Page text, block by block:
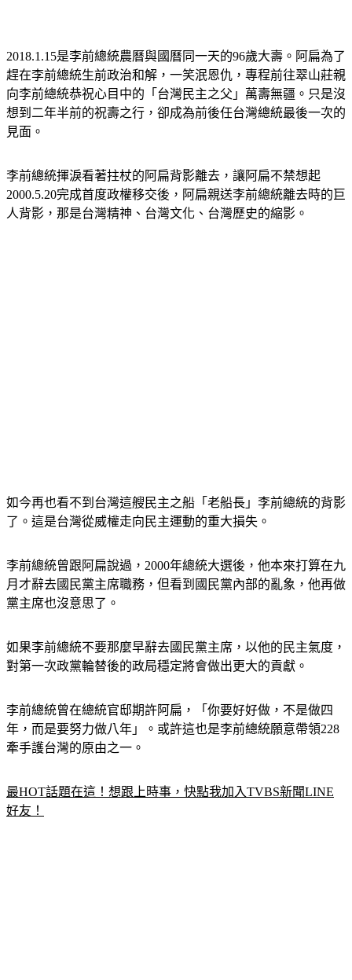
2018.1.15是李前總統農曆與國曆同一天的96歲大壽。阿扁為了
趕在李前總統生前政治和解，一笑泯恩仇，專程前往翠山莊親
向李前總統恭祝心目中的「台灣民主之父」萬壽無疆。只是沒
想到二年半前的祝壽之行，卻成為前後任台灣總統最後一次的
見面。
李前總統揮淚看著拄杖的阿扁背影離去，讓阿扁不禁想起
2000.5.20完成首度政權移交後，阿扁親送李前總統離去時的巨
人背影，那是台灣精神、台灣文化、台灣歷史的縮影。
如今再也看不到台灣這艘民主之船「老船長」李前總統的背影
了。這是台灣從威權走向民主運動的重大損失。
李前總統曾跟阿扁說過，2000年總統大選後，他本來打算在九
月才辭去國民黨主席職務，但看到國民黨內部的亂象，他再做
黨主席也沒意思了。
如果李前總統不要那麼早辭去國民黨主席，以他的民主氣度，
對第一次政黨輪替後的政局穩定將會做出更大的貢獻。
李前總統曾在總統官邸期許阿扁，「你要好好做，不是做四
年，而是要努力做八年」。或許這也是李前總統願意帶領228
牽手護台灣的原由之一。
最HOT話題在這！想跟上時事，快點我加入TVBS新聞LINE
好友！